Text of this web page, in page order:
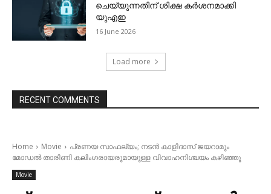
ചെയ്യുന്നതിന് ശിക്ഷ കര്‍ശനമാക്കി
യുഎഇ
16 June 2026
Load more
RECENT COMMENTS